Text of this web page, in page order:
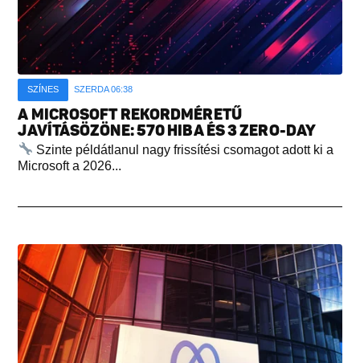
SZÍNES SZERDA 06:38
A MICROSOFT REKORDMÉRETŰ
JAVÍTÁSÖZÖNE: 570 HIBA ÉS 3 ZERO-DAY
Szinte példátlanul nagy frissítési csomagot adott ki a
Microsoft a 2026...